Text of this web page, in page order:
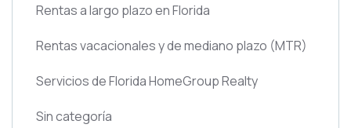
Rentas a largo plazo en Florida
Rentas vacacionales y de mediano plazo (MTR)
Servicios de Florida HomeGroup Realty
Sin categoría